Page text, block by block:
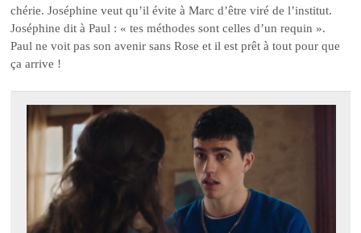
chérie. Joséphine veut qu’il évite à Marc d’être viré de l’institut.
Joséphine dit à Paul : « tes méthodes sont celles d’un requin ».
Paul ne voit pas son avenir sans Rose et il est prêt à tout pour que
ça arrive !